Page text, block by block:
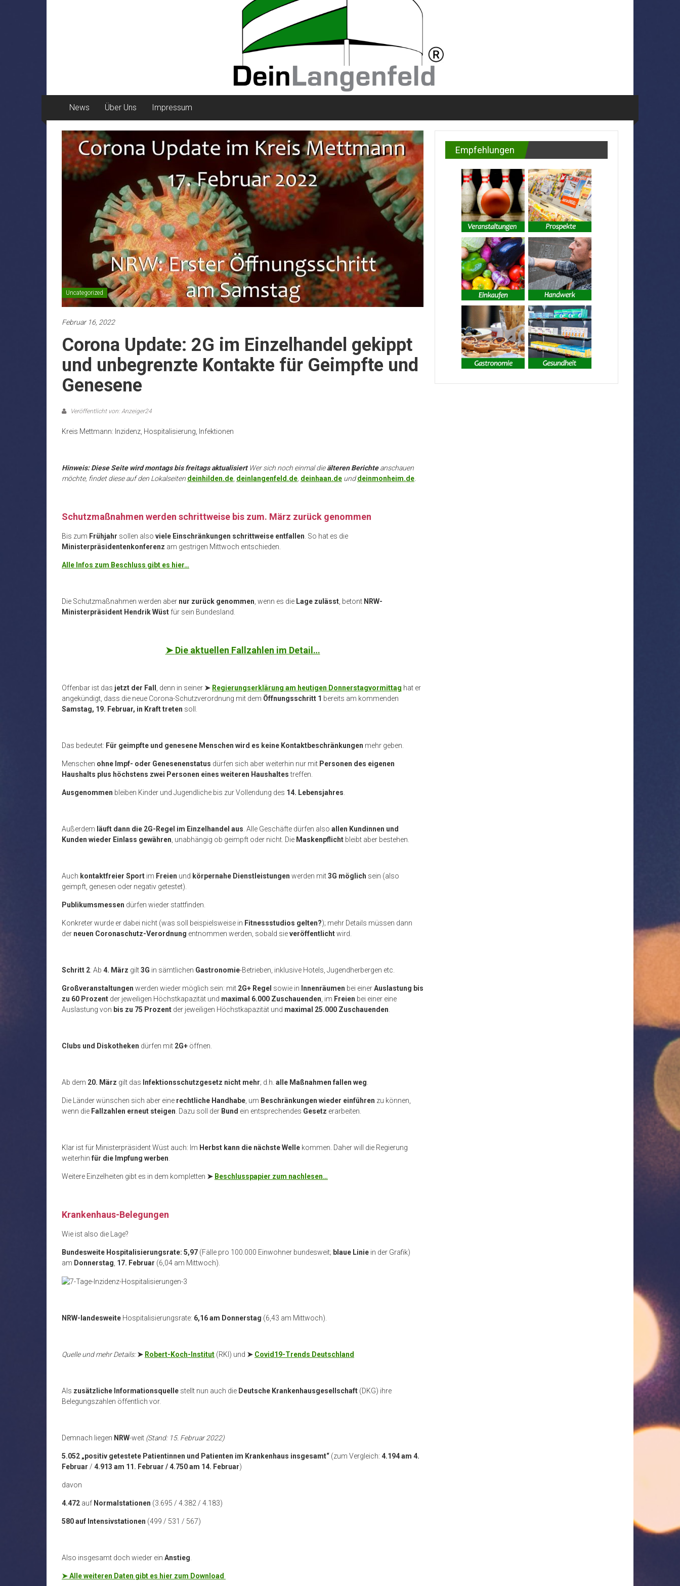
News Über Uns Impressum
Uncategorized
Februar 16, 2022
Corona Update: 2G im Einzelhandel gekippt
und unbegrenzte Kontakte für Geimpfte und
Genesene
Veröffentlicht von: Anzeiger24
Kreis Mettmann: Inzidenz, Hospitalisierung, Infektionen
Hinweis: Diese Seite wird montags bis freitags aktualisiert Wer sich noch einmal dieälteren Berichteanschauen
möchte, findet diese auf den Lokalseiten deinhilden.de deinlangenfeld.de, deinhaan.de unddeinmonheim.de
Schutzmaßnahmen werden schrittweise bis zum. März zurück genommen
Bis zum Frühjahr sollen also viele Einschränkungen schrittweise entfallen . So hat es die
Ministerpräsidentenkonferenz am gestrigen Mittwoch entschieden.
Alle Infos zum Beschluss gibt es hier…
Die Schutzmaßnahmen werden aber nur zurück genommen , wenn es die Lage zulässt , betont NRW-
Ministerpräsident Hendrik Wüst für sein Bundesland.
➤ Die aktuellen Fallzahlen im Detail…
Offenbar ist das jetzt der Fall , denn in seiner ➤ Regierungserklärung am heutigen Donnerstagvormittag hat er
angekündigt, dass die neue Corona-Schutzverordnung mit dem Öffnungsschritt 1 bereits am kommenden
Samstag, 19. Februar, in Kraft treten soll.
Das bedeutet: Für geimpfte und genesene Menschen wird es keine Kontaktbeschränkungen mehr geben.
Menschen ohne Impf- oder Genesenenstatus dürfen sich aber weiterhin nur mit Personen des eigenen
Haushalts plus höchstens zwei Personen eines weiteren Haushaltestreffen.
Ausgenommen bleiben Kinder und Jugendliche bis zur Vollendung des 14. Lebensjahres
Außerdem läuft dann die 2G-Regel im Einzelhandel aus . Alle Geschäfte dürfen also allen Kundinnen und
Kunden wieder Einlass gewähren , unabhängig ob geimpft oder nicht. Die Maskenpflicht bleibt aber bestehen.
Auch kontaktfreier Sport im Freien und körpernahe Dienstleistungen werden mit3G möglich sein (also
geimpft, genesen oder negativ getestet).
Publikumsmessen dürfen wieder stattfinden.
Konkreter wurde er dabei nicht (was soll beispielsweise in Fitnessstudios gelten?); mehr Details müssen dann
der neuen Coronaschutz-Verordnung entnommen werden, sobald sieveröffentlichtwird.
Schritt 2: Ab 4. März gilt3G in sämtlichen Gastronomie-Betrieben, inklusive Hotels, Jugendherbergen etc.
Großveranstaltungen werden wieder möglich sein: mit 2G+ Regel sowie in Innenräumen bei einerAuslastung bis
zu 60 Prozent der jeweiligen Höchstkapazität und maximal 6.000 Zuschauenden , im Freien bei einer eine
Auslastung von bis zu 75 Prozent der jeweiligen Höchstkapazität und maximal 25.000 Zuschauenden
Clubs und Diskotheken dürfen mit 2G+ öffnen.
Ab dem 20. März gilt das Infektionsschutzgesetz nicht mehr; d.h. alle Maßnahmen fallen weg
Die Länder wünschen sich aber eine rechtliche Handhabe , um Beschränkungen wieder einführen zu können,
wenn die Fallzahlen erneut steigen . Dazu soll der Bund ein entsprechendes Gesetz erarbeiten.
Klar ist für Ministerpräsident Wüst auch: Im Herbst kann die nächste Welle kommen. Daher will die Regierung
weiterhin für die Impfung werben
Weitere Einzelheiten gibt es in dem kompletten ➤ Beschlusspapier zum nachlesen…
Krankenhaus-Belegungen
Wie ist also die Lage?
Bundesweite Hospitalisierungsrate: 5,97 (Fälle pro 100.000 Einwohner bundesweit; blaue Linie in der Grafik)
am Donnerstag 17. Februar (6,04 am Mittwoch).
NRW-landesweite Hospitalisierungsrate: 6,16 am Donnerstag (6,43 am Mittwoch).
Quelle und mehr Details:➤ Robert-Koch-Institut (RKI) und ➤ Covid19-Trends Deutschland
Als zusätzliche Informationsquelle stellt nun auch die Deutsche Krankenhausgesellschaft (DKG) ihre
Belegungszahlen öffentlich vor.
Demnach liegen NRW-weit (Stand: 15. Februar 2022)
5.052 „positiv getestete Patientinnen und Patienten im Krankenhaus insgesamt“ (zum Vergleich: 4.194 am 4.
Februar / 4.913 am 11. Februar / 4.750 am 14. Februar)
davon
4.472 auf Normalstationen (3.695 / 4.382 / 4.183)
580 auf Intensivstationen (499 / 531 / 567)
Also insgesamt doch wieder ein Anstieg
➤Alle weiteren Daten gibt es hier zum Download
Empfehlungen